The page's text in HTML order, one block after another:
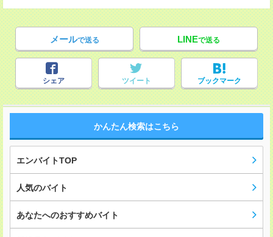
メールで送る LINEで送る
シェア ツイート ブックマーク
かんたん検索はこちら
エンバイトTOP
人気のバイト
あなたへのおすすめバイト